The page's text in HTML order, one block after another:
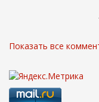
Показать все